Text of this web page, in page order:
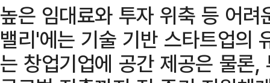
높은 임대료와 투자 위축 등 어
밸리'에는 기술 기반 스타트업의
는 창업기업에 공간 제공은 물론